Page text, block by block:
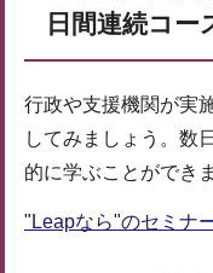
日間連続コー
行政や支援機関が実
してみましょう。数
的に学ぶことができ
"Leapなら"のセミナ